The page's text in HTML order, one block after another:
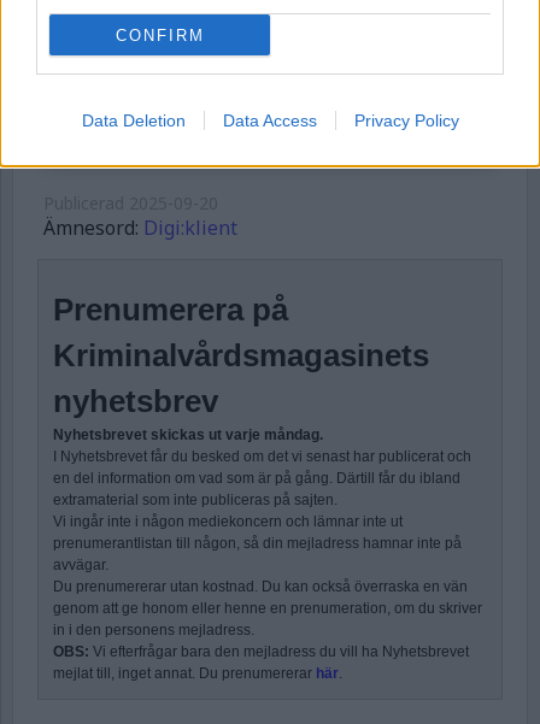
CONFIRM
Data Deletion Data Access Privacy Policy
Forgot Password
Ämnesord: Digi:klient
Prenumerera på
Kriminalvårdsmagasinets
nyhetsbrev
Nyhetsbrevet skickas ut varje måndag.
I Nyhetsbrevet får du besked om det vi senast har publicerat och
en del information om vad som är på gång. Därtill får du ibland
extramaterial som inte publiceras på sajten.
Vi ingår inte i någon mediekoncern och lämnar inte ut
prenumerantlistan till någon, så din mejladress hamnar inte på
avvägar.
Du prenumererar utan kostnad. Du kan också överraska en vän
genom att ge honom eller henne en prenumeration, om du skriver
in i den personens mejladress.
OBS: Vi efterfrågar bara den mejladress du vill ha Nyhetsbrevet
mejlat till, inget annat. Du prenumererar här